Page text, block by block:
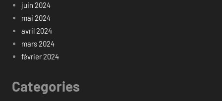
juin 2024
mai 2024
avril 2024
mars 2024
février 2024
Categories